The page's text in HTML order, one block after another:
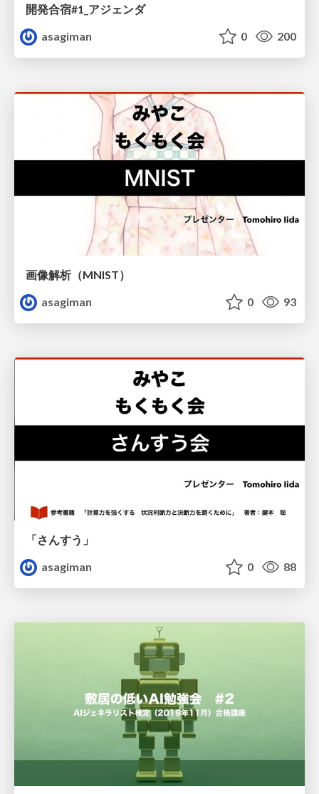
開発合宿#1_アジェンダ
asagiman
0 200
画像解析（MNIST）
asagiman
0 93
「さんすう」
asagiman
0 88